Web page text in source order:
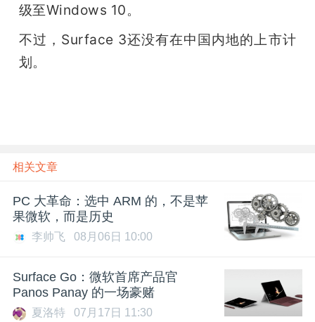
级至Windows 10。
不过，Surface 3还没有在中国内地的上市计
划。
相关文章
PC 大革命：选中 ARM 的，不是苹
果微软，而是历史
李帅飞 08月06日 10:00
Surface Go：微软首席产品官
Panos Panay 的一场豪赌
夏洛特 07月17日 11:30